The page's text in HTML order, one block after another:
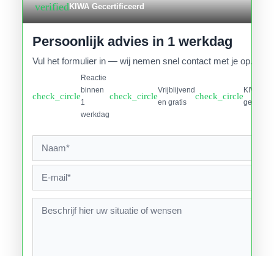
verifiedKIWA Gecertificeerd
Persoonlijk advies in 1 werkdag
Vul het formulier in — wij nemen snel contact met je op.
check_circle
Reactie
binnen
1
werkdag
check_circle
Vrijblijvend
en gratis
check_circle
KIWA